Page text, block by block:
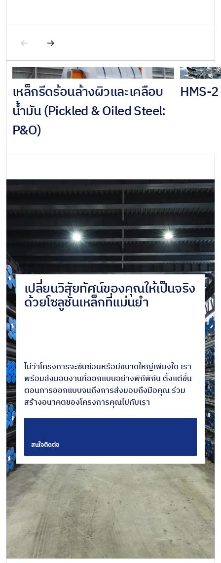
เหล็กรีดร้อนล้างผิวและเคลือบ
น้ำมัน (Pickled & Oiled Steel:
P&O)
HMS-2
เปลี่ยนวิสัยทัศน์ของคุณให้เป็นจริง
ด้วยโซลูชั่นเหล็กที่แม่นยำ
ไม่ว่าโครงการจะซับซ้อนหรือมีขนาดใหญ่เพียงใด เรา
พร้อมส่งมอบงานที่ออกแบบอย่างพิถีพิถัน ตั้งแต่ขั้น
ตอนการออกแบบจนถึงการส่งมอบถึงมือคุณ ร่วม
สร้างอนาคตของโครงการคุณไปกับเรา
สนใจติดต่อ